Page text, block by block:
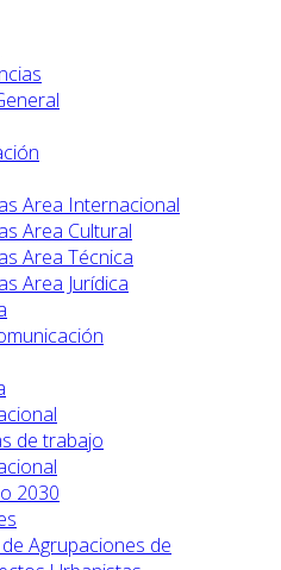
Area Internacional
Area Cultural
Area Técnica
Area Jurídica
de trabajo
2030
Agrupaciones de